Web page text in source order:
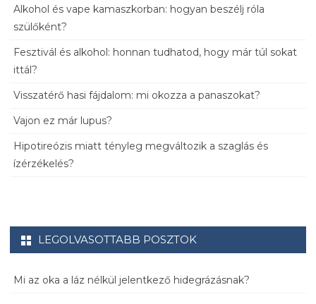
Alkohol és vape kamaszkorban: hogyan beszélj róla
szülőként?
Fesztivál és alkohol: honnan tudhatod, hogy már túl sokat
ittál?
Visszatérő hasi fájdalom: mi okozza a panaszokat?
Vajon ez már lupus?
Hipotireózis miatt tényleg megváltozik a szaglás és
ízérzékelés?
LEGOLVASOTTABB POSZTOK
Mi az oka a láz nélkül jelentkező hidegrázásnak?